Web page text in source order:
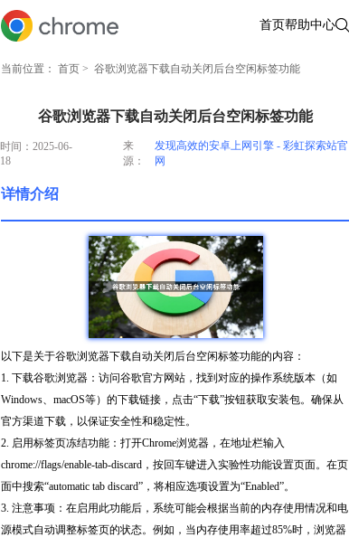
首页帮助中心
当前位置： 首页 > 谷歌浏览器下载自动关闭后台空闲标签功能
谷歌浏览器下载自动关闭后台空闲标签功能
时间：2025-06-
18
来
源：
发现高效的安卓上网引擎 - 彩虹探索站官
网
详情介绍
以下是关于谷歌浏览器下载自动关闭后台空闲标签功能的内容：
1. 下载谷歌浏览器：访问谷歌官方网站，找到对应的操作系统版本（如
Windows、macOS等）的下载链接，点击“下载”按钮获取安装包。确保从
官方渠道下载，以保证安全性和稳定性。
2. 启用标签页冻结功能：打开Chrome浏览器，在地址栏输入
chrome://flags/enable-tab-discard，按回车键进入实验性功能设置页面。在页
面中搜索“automatic tab discard”，将相应选项设置为“Enabled”。
3. 注意事项：在启用此功能后，系统可能会根据当前的内存使用情况和电
源模式自动调整标签页的状态。例如，当内存使用率超过85%时，浏览器